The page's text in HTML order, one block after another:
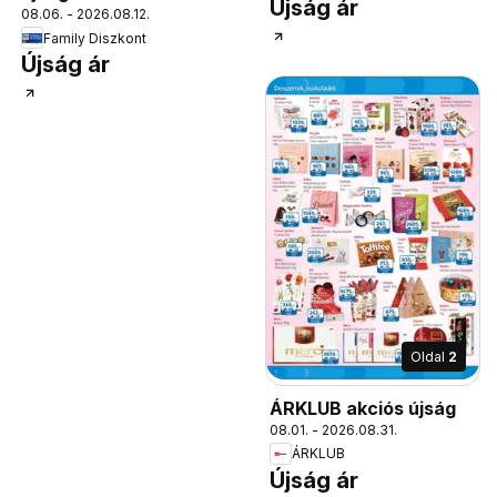
08.06. - 2026.08.12.
Family Diszkont
Újság ár
Újság ár
Oldal 2
ÁRKLUB akciós újság
08.01. - 2026.08.31.
ÁRKLUB
Újság ár